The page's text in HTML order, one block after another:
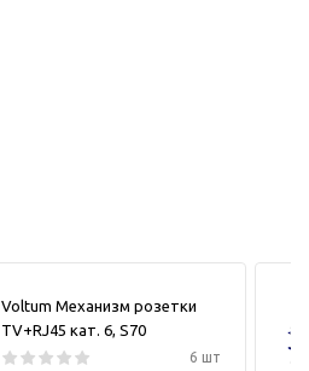
Voltum Механизм розетки
TV+RJ45 кат. 6, S70
6 шт